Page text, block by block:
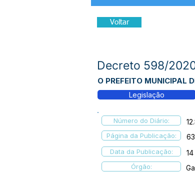
Voltar
Decreto 598/
O PREFEITO
Legislação
Número do Diário:
Página da Publicação: 63
Data da Publicação:
Órgão: